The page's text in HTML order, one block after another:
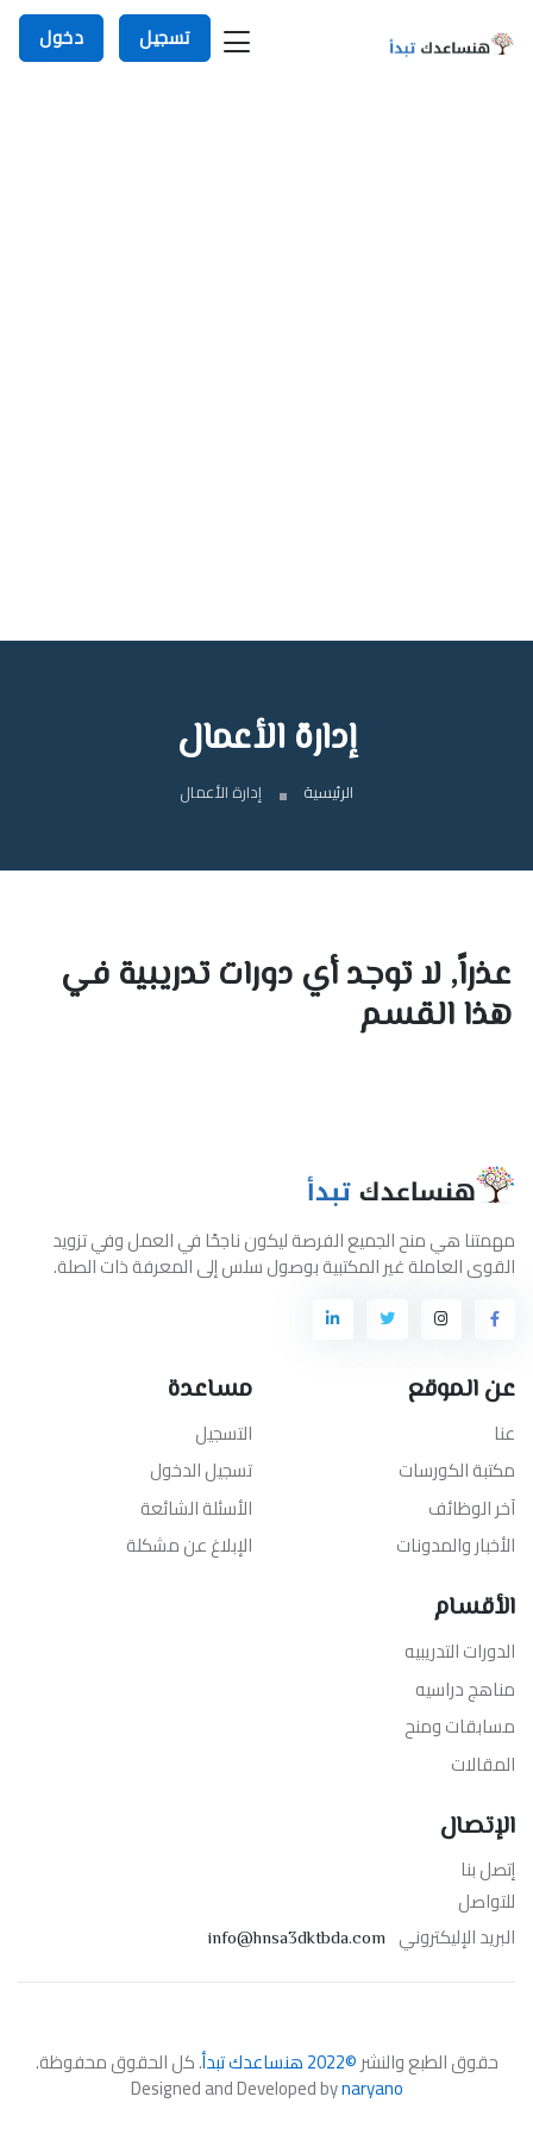
تسجيل دخول
إدارة الأعمال
الرئيسية إدارة الأعمال
عذراً, لا توجد أي دورات تدريبية في
هذا القسم
مهمتنا هي منح الجميع الفرصة ليكون ناجحًا في العمل وفي تزويد
القوى العاملة غير المكتبية بوصول سلس إلى المعرفة ذات الصلة.
عن الموقع
عنا
مكتبة الكورسات
آخر الوظائف
الأخبار والمدونات
مساعدة
التسجيل
تسجيل الدخول
الأسئلة الشائعة
الإبلاغ عن مشكلة
الأقسام
الدورات التدريبيه
مناهج دراسيه
مسابقات ومنح
المقالات
الإتصال
إتصل بنا
للتواصل
البريد الإليكتروني info@hnsa3dktbda.com
حقوق الطبع والنشر©2022 هنساعدك تبدأ . كل الحقوق محفوظة.
Designed and Developed bynaryano